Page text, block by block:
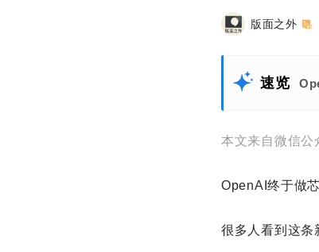
版面之外
速览
本文来自微信公
OpenAI终于做芯
很多人看到这条